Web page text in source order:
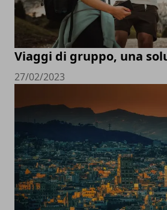
Viaggi di gruppo, una
27/02/2023